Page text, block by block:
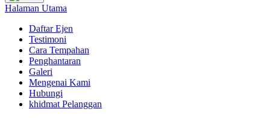
Halaman Utama
Daftar Ejen
Testimoni
Cara Tempahan
Penghantaran
Galeri
Mengenai Kami
Hubungi
khidmat Pelanggan